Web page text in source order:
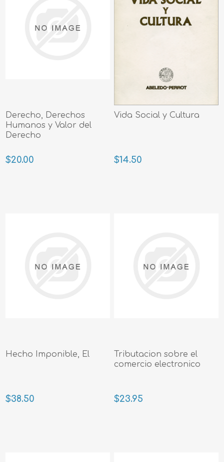
Derecho, Derechos
Humanos y Valor del
Derecho
$20.00
Vida Social y Cultura
$14.50
Hecho Imponible, El
$38.50
Tributacion sobre el
comercio electronico
$23.95